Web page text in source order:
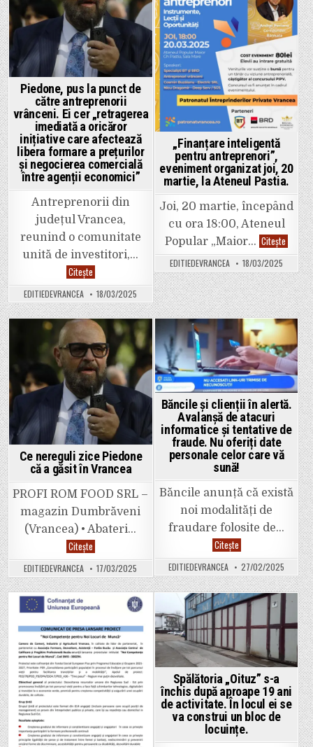
milioane
euro
și
anunță
că
susține
cultura
cu…
2.000
de
euro.
De
fapt,
Paco
face
cei
2.000
de
euro
de
la
cei
care
nu
au
baftă
tragerea
la
sorți.
Piedone, pus la punct de
către antreprenorii
vrânceni. Ei cer „retragerea
imediată a oricăror
inițiative care afectează
libera formare a prețurilor
și negocierea comercială
între agenții economici”
Antreprenorii din
județul Vrancea,
reunind o comunitate
unită de investitori,…
CiteștePiedone,
pus
la
punct
de
către
antreprenorii
vrânceni.
Ei
cer
„retragerea
imediată
a
oricăror
inițiative
care
afectează
libera
formare
a
prețurilor
și
negocierea
comercială
între
agenții
economici”
EDITIEDEVRANCEA 18/03/2025
„Finanțare inteligentă
pentru antreprenori”,
eveniment organizat joi, 20
martie, la Ateneul Pastia.
Joi, 20 martie, începând
cu ora 18:00, Ateneul
Popular „Maior… Citește
pentru
joi,
20
martie,
la
Ateneul
Pastia.
EDITIEDEVRANCEA 18/03/2025
Posted
in
Ce nereguli zice Piedone
că a găsit în Vrancea
PROFI ROM FOOD SRL –
magazin Dumbrăveni
(Vrancea) • Abateri…
CiteșteCe
nereguli
zice
Piedone
că
a
în
EDITIEDEVRANCEA 17/03/2025
Posted
in
Băncile și clienții în alertă.
Avalanșă de atacuri
informatice și tentative de
fraude. Nu oferiți date
personale celor care vă
sună!
Băncile anunță că există
noi modalități de
fraudare folosite de…
CiteșteBăncile
și
clienții
în
alertă.
Avalanșă
de
atacuri
informatice
și
tentative
de
fraude.
Nu
oferiți
date
personale
celor
care
vă
sună!
EDITIEDEVRANCEA 27/02/2025
in
Posted
Spălătoria „Oituz” s-a
închis după aproape 19 ani
de activitate. În locul ei se
va construi un bloc de
locuințe.